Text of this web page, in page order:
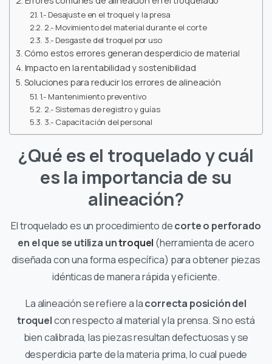
1.- Desajuste en el troquel y la presa
2.- Movimiento del material durante el corte
3.- Desgaste del troquel por uso
Cómo estos errores generan desperdicio de material
Impacto en la rentabilidad y sostenibilidad
Soluciones para reducir los errores de alineación
1.- Mantenimiento preventivo
2.- Sistemas de registro y guías
3.- Capacitación del personal
¿Qué es el troquelado y cuál
es la importancia de su
alineación?
El troquelado es un procedimiento decorte o perforado
en el que se utiliza untroquel (herramienta de acero
diseñada con una forma específica) para obtener piezas
idénticas de manera rápida y eficiente.
La alineación se refiere a lacorrecta posición del
troquelcon respecto al material y la prensa. Si no está
bien calibrada, las piezas resultan defectuosas y se
desperdicia parte de la materia prima, lo cual puede